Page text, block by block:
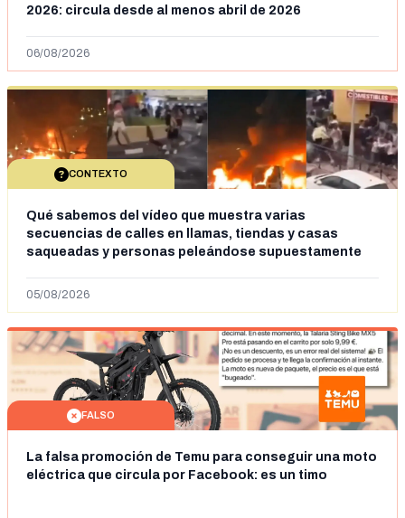
2026: circula desde al menos abril de 2026
06/08/2026
CONTEXTO
Qué sabemos del vídeo que muestra varias
secuencias de calles en llamas, tiendas y casas
saqueadas y personas peleándose supuestamente
situación irregular a Ceuta
05/08/2026
FALSO
La falsa promoción de Temu para conseguir una moto
eléctrica que circula por Facebook: es un timo